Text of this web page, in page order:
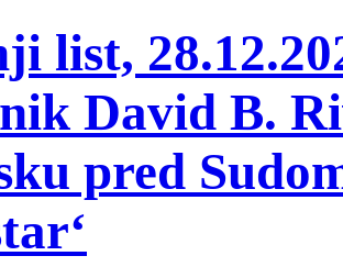
list,
David B.
pred